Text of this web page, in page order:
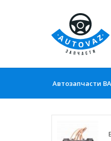
Автозапчасти